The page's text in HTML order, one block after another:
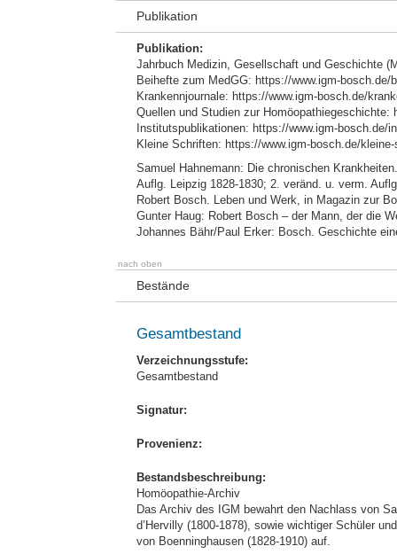
Publikation
Publikation:
Jahrbuch Medizin, Gesellschaft und Geschichte
Beihefte zum MedGG: https://www.igm-bosch.de/
Krankennjournale: https://www.igm-bosch.de/
Quellen und Studien zur
Institutspublikationen: https://www.igm-bosch.de/
Kleine Schriften: https://www.igm-bosch.de/
Samuel Hahnemann: Die chronischen
Auflg. Leipzig 1828-1830; 2. veränd. u. verm.
Robert Bosch. Leben und Werk, in Magazin zur
Gunter Haug: Robert Bosch – der Mann, der die
Johannes Bähr/Paul Erker: Bosch. Geschichte
nach oben
Bestände
Gesamtbestand
Verzeichnungsstufe:
Gesamtbestand
Signatur:
Provenienz:
Bestandsbeschreibung:
Homöopathie-Archiv
Das Archiv des IGM bewahrt den Nachlass von
d’Hervilly (1800-1878), sowie wichtiger Schüler
von Boenninghausen (1828-1910) auf.